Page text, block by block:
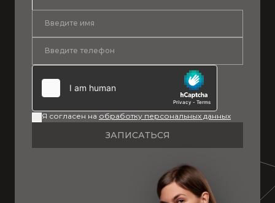
Я согласен на обработку персональных данных
ЗАПИСАТЬСЯ